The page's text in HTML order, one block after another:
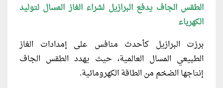
الطقس الجاف يدفع البرازيل لشراء الغاز المسال لتوليد
الكهرباء
برزت البرازيل كأحدث منافس على إمدادات الغاز
الطبيعي المسال العالمية، حيث يهدد الطقس الجاف
إنتاجها الضخم من الطاقة الكهرومائية.